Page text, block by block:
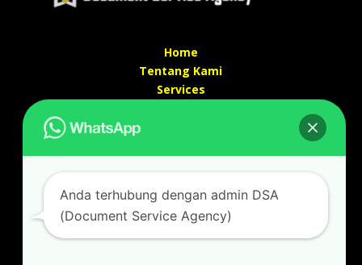
Home
Tentang Kami
Services
Alamat kantor :
Jl Swadaya Pam No 6 Rt 006 Rw 007 Jatinegara,
Cakung, Jakarta Timur 13930
(Dekat Mesjid Al Marzukiyah Swadaya Pam)
No hp/ telpon :087887631193 / 021 48671259
Anda terhubung dengan admin DSA
(Document Service Agency)